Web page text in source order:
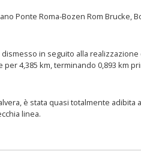
Ponte Roma-Bozen Rom Brucke,
in seguito alla
4,385 km, terminando 0,893 km
è stata quasi totalmente
linea.